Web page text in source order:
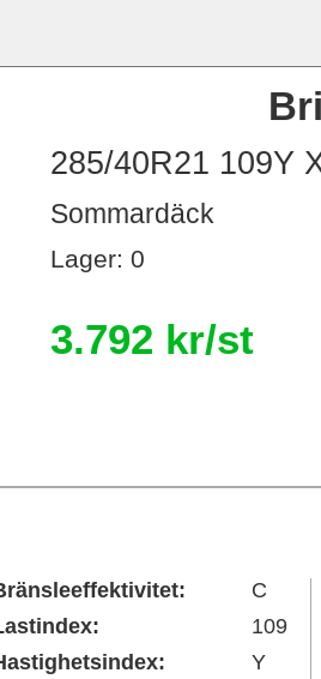
285/40R21 109Y
Sommardäck
Lager: 0
3.792 kr/st
C
109
Y